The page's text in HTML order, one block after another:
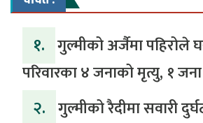
१. गुल्मीको अर्जैमा पहिरोले
परिवारका ४ जनाको मृत्यु, १ जना
२. गुल्मीको रैदीमा सवारी